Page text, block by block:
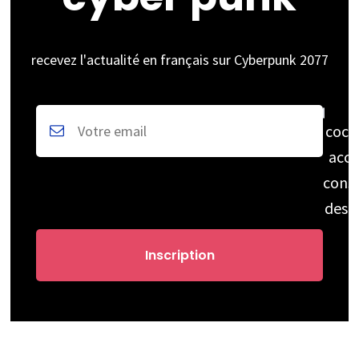
recevez l'actualité en français sur Cyberpunk 2077
des